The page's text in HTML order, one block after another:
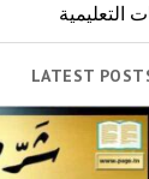
التعليمية
LATEST